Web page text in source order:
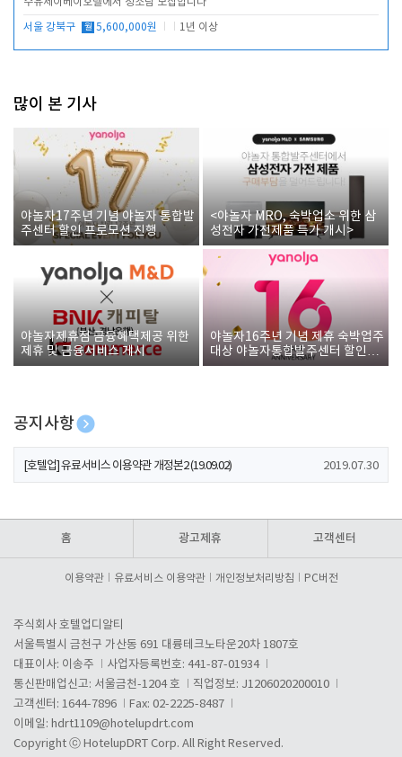
수유제이베이호텔에서 청소팀 모집합니다
서울 강북구 월 5,600,000원 1년 이상
많이 본 기사
야놀자17주년 기념 야놀자 통합발
주센터 할인 프로모션 진행
<야놀자 MRO, 숙박업소 위한 삼
성전자 가전제품 특가 개시>
야놀자제휴점 금융혜택제공 위한
제휴 및 금융서비스 게시
야놀자16주년 기념 제휴 숙박업주
대상 야놀자통합발주센터 할인쿠
폰 증정
공지사항
[호텔업] 개인정보 처리방침 개정본1 (19.09.02)
[호텔업] 유료서비스 이용약관 개정본2 (19.09.02) 2019.07.30
홈 광고제휴 고객센터
이용약관 유료서비스 이용약관 개인정보처리방침 PC버전
주식회사 호텔업디알티
서울특별시 금천구 가산동 691 대륭테크노타운20차 1807호
대표이사: 이송주
사업자등록번호: 441-87-01934
통신판매업신고: 서울금천-1204 호
직업정보: J1206020200010
고객센터: 1644-7896
Fax: 02-2225-8487
이메일: hdrt1109@hotelupdrt.com
Copyright ⓒ HotelupDRT Corp. All Right Reserved.